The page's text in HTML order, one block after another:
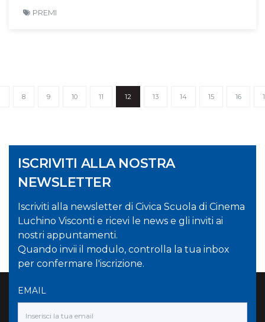
PREMI
8 9 10 11 12 13 14 15 16
ISCRIVITI ALLA NOSTRA
NEWSLETTER
Iscriviti alla newsletter di Civica Scuola di Cinema
Luchino Visconti e ricevi le news e gli inviti ai
nostri appuntamenti.
Quando invii il modulo, controlla la tua inbox
per confermare l'iscrizione.
EMAIL